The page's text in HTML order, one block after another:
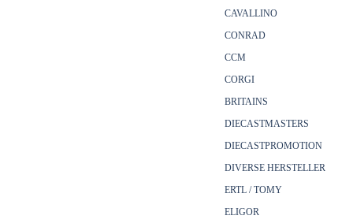
CAVALLINO
CONRAD
CCM
CORGI
BRITAINS
DIECASTMASTERS
DIECASTPROMOTION
DIVERSE HERSTELLER
ERTL / TOMY
ELIGOR